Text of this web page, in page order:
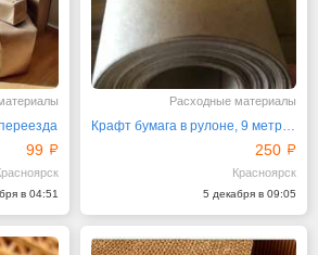
99
в 04:51
Расходные материалы
Крафт бумага в рулоне, 9 метров, шириной 84 см
250
Красноярск
5 декабря в 09:05